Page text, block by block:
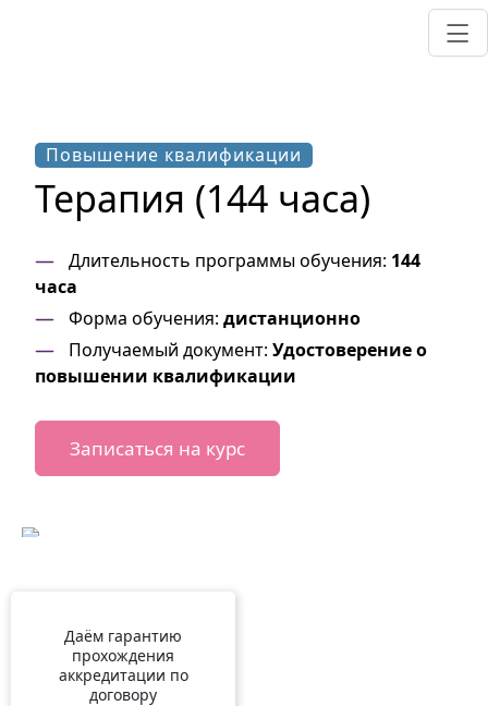
Повышение квалификации
Терапия (144 часа)
Длительность программы обучения: 144
часа
Форма обучения: дистанционно
Получаемый документ: Удостоверение о
повышении квалификации
Записаться на курс
Даём гарантию
прохождения
аккредитации по
договору